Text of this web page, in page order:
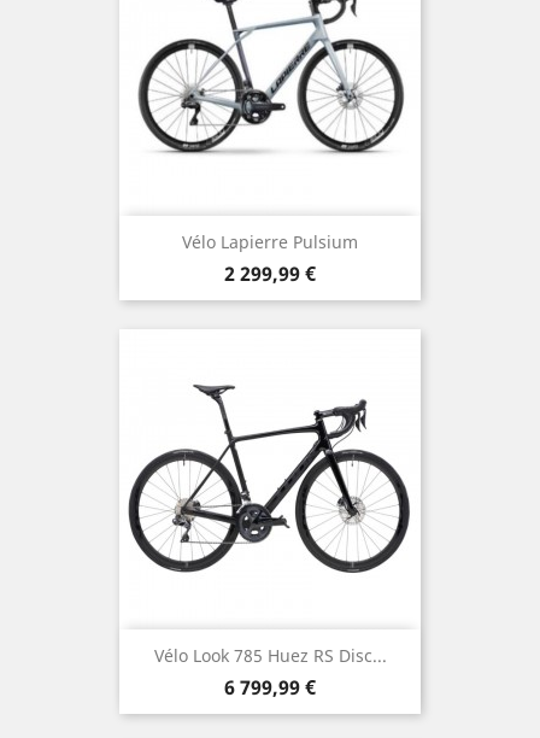
Vélo Lapierre Pulsium
Prix
2 299,99 €
Vélo Look 785 Huez RS Disc...
Prix
6 799,99 €